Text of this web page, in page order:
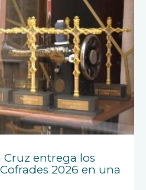
Cruz entrega los
2026 en una